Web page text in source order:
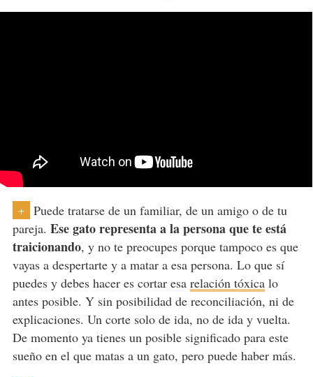
+
Puede tratarse de un familiar, de un amigo o de tu
pareja. Ese gato representa a la persona que te está
traicionando, y no te preocupes porque tampoco es que
vayas a despertarte y a matar a esa persona. Lo que sí
puedes y debes hacer es cortar esa relación tóxicalo
antes posible. Y sin posibilidad de reconciliación, ni de
explicaciones. Un corte solo de ida, no de ida y vuelta.
De momento ya tienes un posible significado para este
sueño en el que matas a un gato, pero puede haber más.